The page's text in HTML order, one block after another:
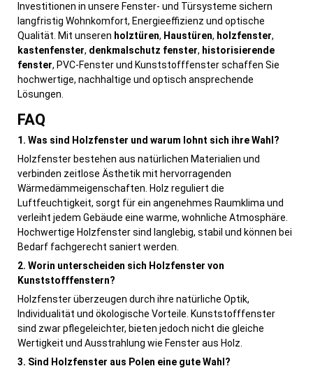
Investitionen in unsere Fenster- und Türsysteme sichern
langfristig Wohnkomfort, Energieeffizienz und optische
Qualität. Mit unseren holztüren, Haustüren, holzfenster,
kastenfenster, denkmalschutz fenster, historisierende
fenster, PVC-Fenster und Kunststofffenster schaffen Sie
hochwertige, nachhaltige und optisch ansprechende
Lösungen.
FAQ
1. Was sind Holzfenster und warum lohnt sich ihre Wahl?
Holzfenster bestehen aus natürlichen Materialien und
verbinden zeitlose Ästhetik mit hervorragenden
Wärmedämmeigenschaften. Holz reguliert die
Luftfeuchtigkeit, sorgt für ein angenehmes Raumklima und
verleiht jedem Gebäude eine warme, wohnliche Atmosphäre.
Hochwertige Holzfenster sind langlebig, stabil und können bei
Bedarf fachgerecht saniert werden.
2. Worin unterscheiden sich Holzfenster von
Kunststofffenstern?
Holzfenster überzeugen durch ihre natürliche Optik,
Individualität und ökologische Vorteile. Kunststofffenster
sind zwar pflegeleichter, bieten jedoch nicht die gleiche
Wertigkeit und Ausstrahlung wie Fenster aus Holz.
3. Sind Holzfenster aus Polen eine gute Wahl?